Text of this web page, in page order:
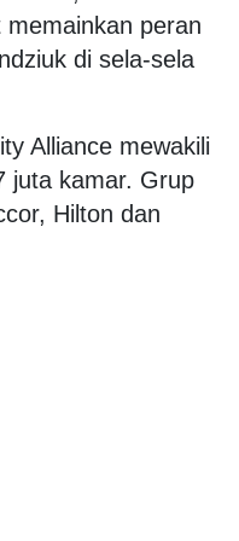
peran
di sela-sela
Alliance mewakili
juta kamar. Grup
Hilton dan